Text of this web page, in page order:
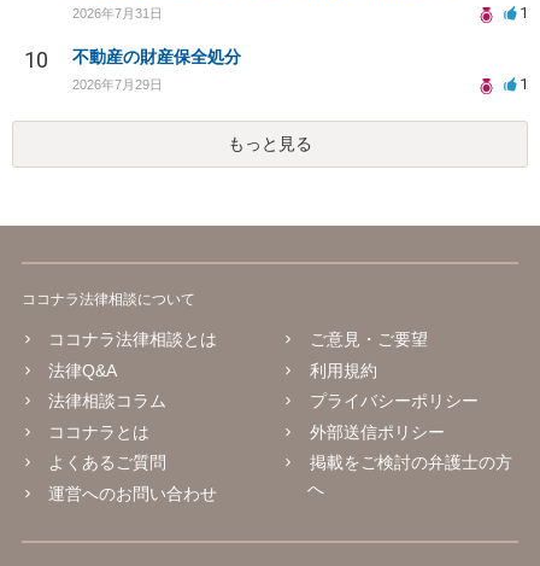
2026年7月31日 1
10 不動産の財産保全処分
2026年7月29日 1
もっと見る
ココナラ法律相談について
ココナラ法律相談とは
法律Q&A
法律相談コラム
ココナラとは
よくあるご質問
運営へのお問い合わせ
ご意見・ご要望
利用規約
プライバシーポリシー
外部送信ポリシー
掲載をご検討の弁護士の方
へ